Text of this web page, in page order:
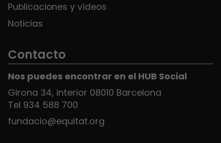
Publicaciones y vídeos
Noticias
Contacto
Nos puedes encontrar en el HUB Social
Girona 34, interior 08010 Barcelona
Tel 934 588 700
fundacio@equitat.org